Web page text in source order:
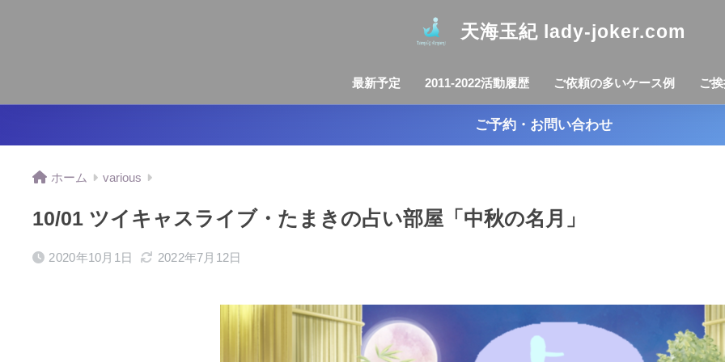
天海玉紀 lady-joker.com
最新予定 2011-2022活動履歴 ご依頼の多いケース例 ご
ご予約・お問い合わせ
ホーム various
10/01 ツイキャスライブ・たまきの占い部屋「中秋の名月」
2020年10月1日 2022年7月12日